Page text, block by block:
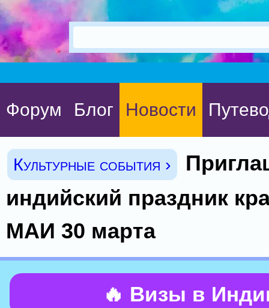
Форум Блог Новости
Культурные события ›
индийский праздник
МАИ 30 марта
🔥 Визы в